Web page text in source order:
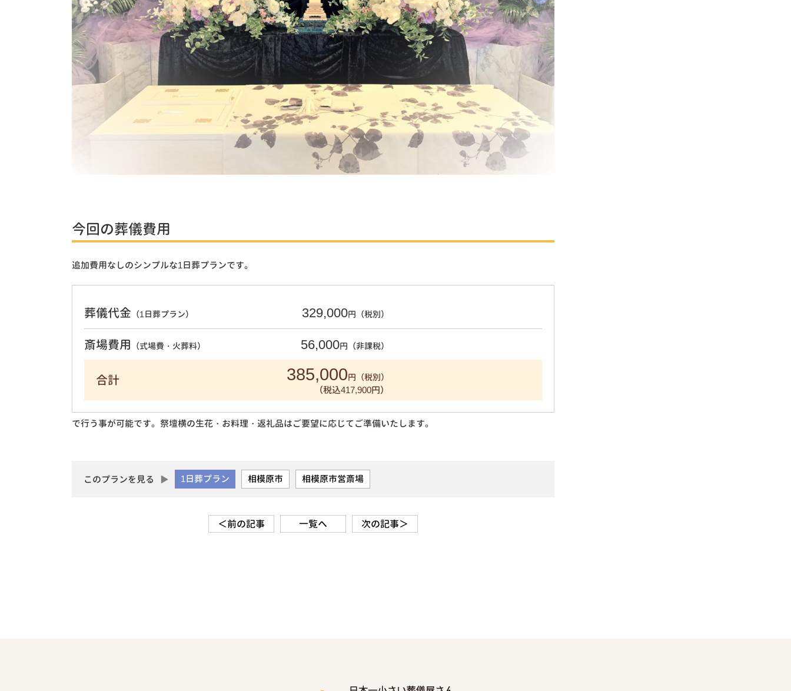
今回の葬儀費用
追加費用なしのシンプルな1日葬プランです。
葬儀代金 （1日葬プラン） 329,000円（税別）
斎場費用 （式場費・火葬料） 56,000円（非課税）
合計 385,000円（税別）
（税込417,900円）
で行う事が可能です。祭壇横の生花・お料理・返礼品はご要望に応じてご準備いたします。
このプランを見る 1日葬プラン 相模原市 相模原市営斎場
＜前の記事 一覧へ 次の記事＞